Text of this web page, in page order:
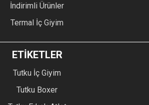
İndirimli Ürünler
Termal İç Giyim
ETİKETLER
Tutku İç Giyim
Tutku Boxer